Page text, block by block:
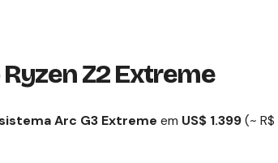
Z2 Extreme
Arc G3 Extreme em US$ 1.399(~ R$